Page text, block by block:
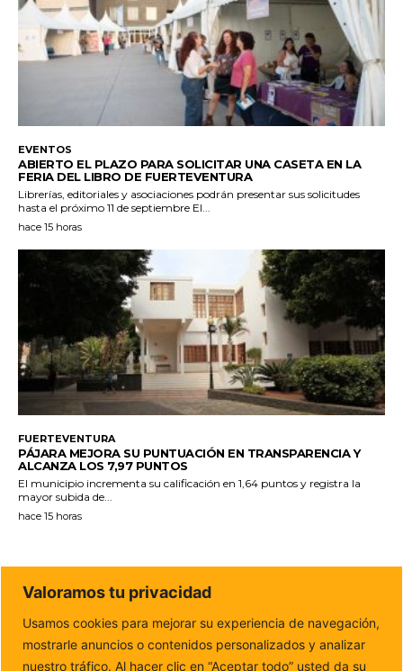
EVENTOS
ABIERTO EL PLAZO PARA SOLICITAR UNA CASETA EN LA
FERIA DEL LIBRO DE FUERTEVENTURA
Librerías, editoriales y asociaciones podrán presentar sus solicitudes
hasta el próximo 11 de septiembre El...
hace 15 horas
FUERTEVENTURA
PÁJARA MEJORA SU PUNTUACIÓN EN TRANSPARENCIA Y
ALCANZA LOS 7,97 PUNTOS
El municipio incrementa su calificación en 1,64 puntos y registra la
mayor subida de...
hace 15 horas